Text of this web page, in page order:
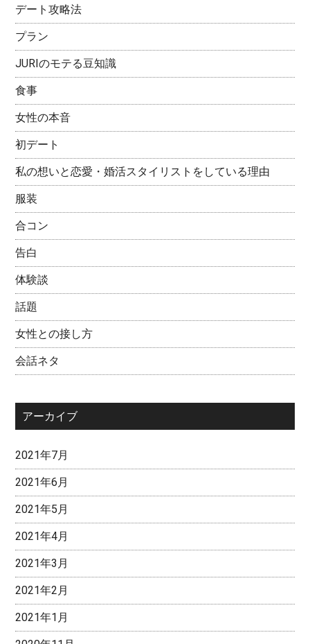
デート攻略法
プラン
JURIのモテる豆知識
食事
女性の本音
初デート
私の想いと恋愛・婚活スタイリストをしている理由
服装
合コン
告白
体験談
話題
女性との接し方
会話ネタ
アーカイブ
2021年7月
2021年6月
2021年5月
2021年4月
2021年3月
2021年2月
2021年1月